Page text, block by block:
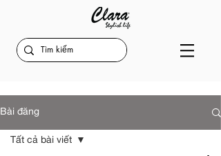
Bài đăng
Tất cả bài viết